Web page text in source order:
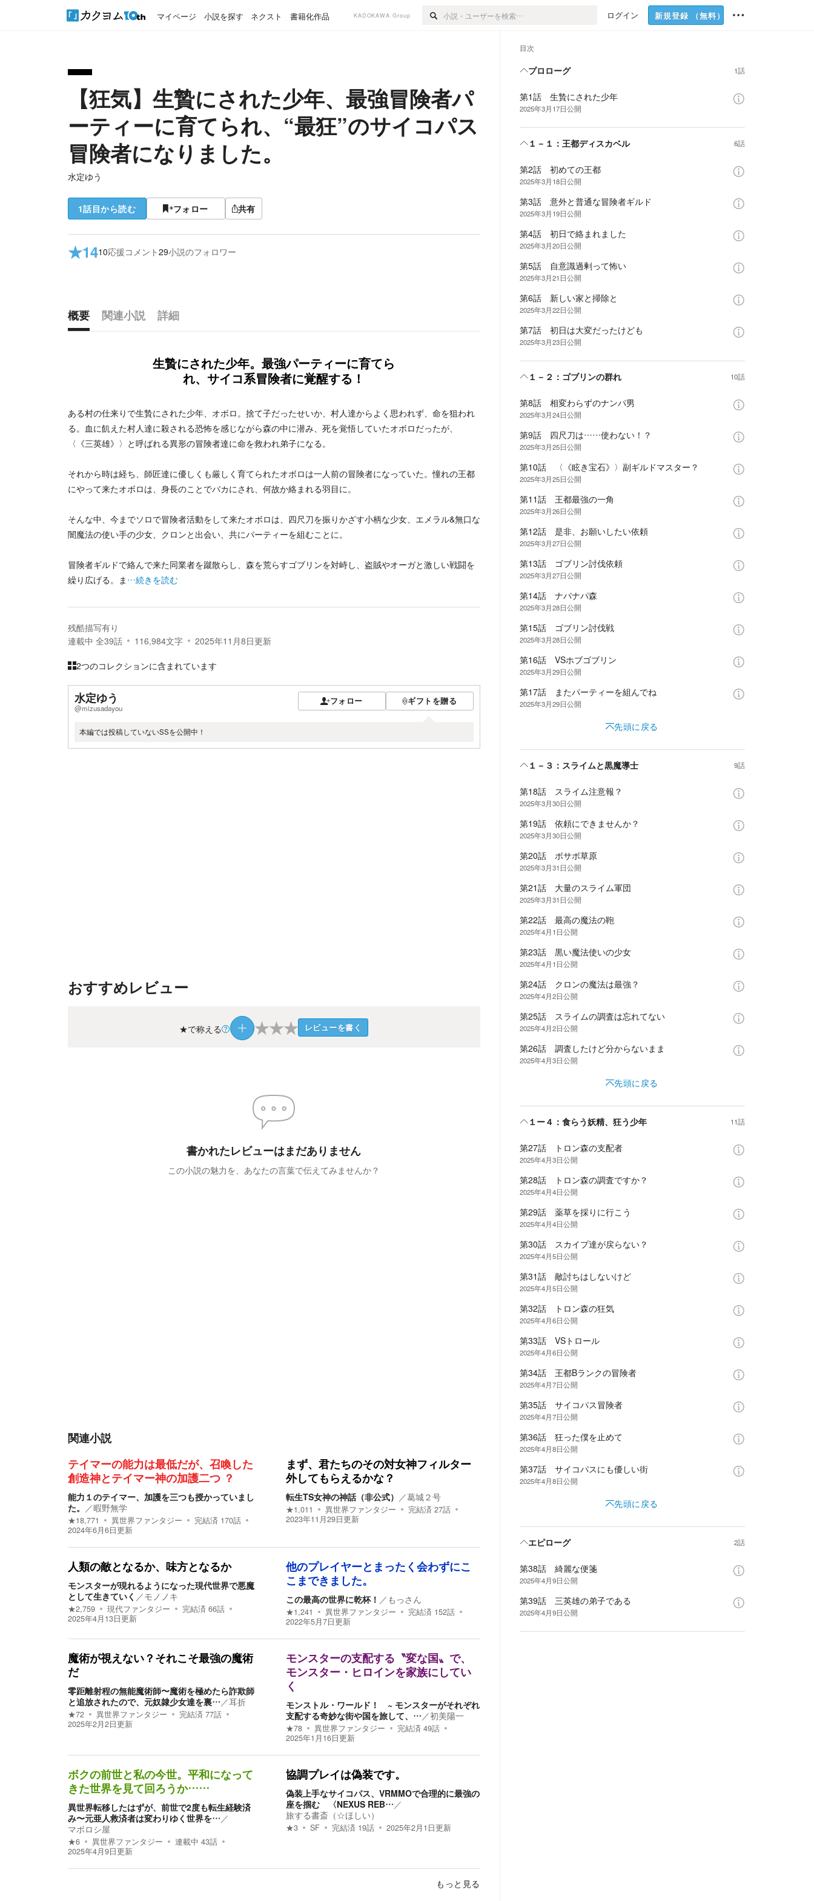
マイページ 小説を探す ネクスト 書籍化作品 KADOKAWA Group ログイン 新規登録 （無料）
【狂気】生贄にされた少年、最強冒険者パ
ーティーに育てられ、“最狂”のサイコパス
冒険者になりました。
水定ゆう
1話目から読む フォロー 共有
★1410応援コメント29小説のフォロワー
概要 関連小説
詳細
生贄にされた少年。最強パーティーに育てら
れ、サイコ系冒険者に覚醒する！
ある村の仕来りで生贄にされた少年、オボロ。捨て子だったせいか、村人達からよく思われず、命を狙われ
る。血に飢えた村人達に殺される恐怖を感じながら森の中に潜み、死を覚悟していたオボロだったが、
〈《三英雄》〉と呼ばれる異形の冒険者達に命を救われ弟子になる。
それから時は経ち、師匠達に優しくも厳しく育てられたオボロは一人前の冒険者になっていた。憧れの王都
にやって来たオボロは、身長のことでバカにされ、何故か絡まれる羽目に。
そんな中、今までソロで冒険者活動をして来たオボロは、四尺刀を振りかざす小柄な少女、エメラル&無口な
闇魔法の使い手の少女、クロンと出会い、共にパーティーを組むことに。
冒険者ギルドで絡んで来た同業者を蹴散らし、森を荒らすゴブリンを対峙し、盗賊やオーガと激しい戦闘を
繰り広げる。ま …続きを読む
残酷描写有り
連載中 全39話 116,984文字 2025年11月8日更新
2つのコレクションに含まれています
水定ゆう
@mizusadayou
フォロー ギフトを贈る
本編では投稿していないSSを公開中！
おすすめレビュー
★で称える ★★★ レビューを書く
書かれたレビューはまだありません
この小説の魅力を、あなたの言葉で伝えてみませんか？
関連小説
テイマーの能力は最低だが、召喚した
創造神とテイマー神の加護二つ ？
能力１のテイマー、加護を三つも授かっていまし
た。 ／暇野無学
★18,771 異世界ファンタジー 完結済 170話
2024年6月6日更新
まず、君たちのその対女神フィルター
外してもらえるかな？
転生TS女神の神話（非公式） ／葛城２号
★1,011 異世界ファンタジー 完結済 27話
2023年11月29日更新
人類の敵となるか、味方となるか
モンスターが現れるようになった現代世界で悪魔
として生きていく ／モノノキ
★2,759 現代ファンタジー 完結済 66話
2025年4月13日更新
他のプレイヤーとまったく会わずにこ
こまできました。
この最高の世界に乾杯！ ／ もっさん
★1,241 異世界ファンタジー 完結済 152話
2022年5月7日更新
魔術が視えない？それこそ最強の魔術
だ
零距離射程の無能魔術師〜魔術を極めたら詐欺師
と追放されたので、元奴隷少女達を裏…／耳折
★72 異世界ファンタジー 完結済 77話
2025年2月2日更新
モンスターの支配する〝変な国〟で、
モンスター・ヒロインを家族にしてい
く
モンストル・ワールド！ ~ モンスターがそれぞれ
支配する奇妙な街や国を旅して、…／初美陽一
★78 異世界ファンタジー 完結済 49話
2025年1月16日更新
ボクの前世と私の今世。平和になって
きた世界を見て回ろうか……
異世界転移したはずが、前世で2度も転生経験済
み〜元亜人救済者は変わりゆく世界を…／
マボロシ屋
★6 異世界ファンタジー 連載中 43話
2025年4月9日更新
協調プレイは偽装です。
偽装上手なサイコパス、VRMMOで合理的に最強の
座を掴む 〈NEXUS REB…／
旅する書斎（☆ほしい）
★3 SF 完結済 19話 2025年2月1日更新
もっと見る
目次
プロローグ 1話
第1話 生贄にされた少年
2025年3月17日公開
１－１：王都ディスカベル 6話
第2話 初めての王都
2025年3月18日公開
第3話 意外と普通な冒険者ギルド
2025年3月19日公開
第4話 初日で絡まれました
2025年3月20日公開
第5話 自意識過剰って怖い
2025年3月21日公開
第6話 新しい家と掃除と
2025年3月22日公開
第7話 初日は大変だったけども
2025年3月23日公開
１－２：ゴブリンの群れ 10話
第8話 相変わらずのナンパ男
2025年3月24日公開
第9話 四尺刀は……使わない！？
2025年3月25日公開
第10話 〈《眩き宝石》〉副ギルドマスター？
2025年3月25日公開
第11話 王都最強の一角
2025年3月26日公開
第12話 是非、お願いしたい依頼
2025年3月27日公開
第13話 ゴブリン討伐依頼
2025年3月27日公開
第14話 ナパナパ森
2025年3月28日公開
第15話 ゴブリン討伐戦
2025年3月28日公開
第16話 VSホブゴブリン
2025年3月29日公開
第17話 またパーティーを組んでね
2025年3月29日公開
先頭に戻る
１－３：スライムと黒魔導士 9話
第18話 スライム注意報？
2025年3月30日公開
第19話 依頼にできませんか？
2025年3月30日公開
第20話 ボサボ草原
2025年3月31日公開
第21話 大量のスライム軍団
2025年3月31日公開
第22話 最高の魔法の鞄
2025年4月1日公開
第23話 黒い魔法使いの少女
2025年4月1日公開
第24話 クロンの魔法は最強？
2025年4月2日公開
第25話 スライムの調査は忘れてない
2025年4月2日公開
第26話 調査したけど分からないまま
2025年4月3日公開
先頭に戻る
１ー４：食らう妖精、狂う少年 11話
第27話 トロン森の支配者
2025年4月3日公開
第28話 トロン森の調査ですか？
2025年4月4日公開
第29話 薬草を採りに行こう
2025年4月4日公開
第30話 スカイプ達が戻らない？
2025年4月5日公開
第31話 敵討ちはしないけど
2025年4月5日公開
第32話 トロン森の狂気
2025年4月6日公開
第33話 VSトロール
2025年4月6日公開
第34話 王都Bランクの冒険者
2025年4月7日公開
第35話 サイコパス冒険者
2025年4月7日公開
第36話 狂った僕を止めて
2025年4月8日公開
第37話 サイコパスにも優しい街
2025年4月8日公開
先頭に戻る
エピローグ 2話
第38話 綺麗な便箋
2025年4月9日公開
第39話 三英雄の弟子である
2025年4月9日公開